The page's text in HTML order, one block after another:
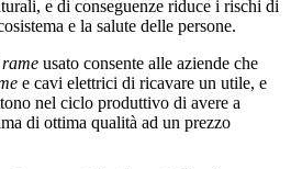
e di conseguenze riduce i rischi di
e la salute delle persone.
rame usato consente alle aziende che
e cavi elettrici di ricavare un utile, e
nel ciclo produttivo di avere a
di ottima qualità ad un prezzo